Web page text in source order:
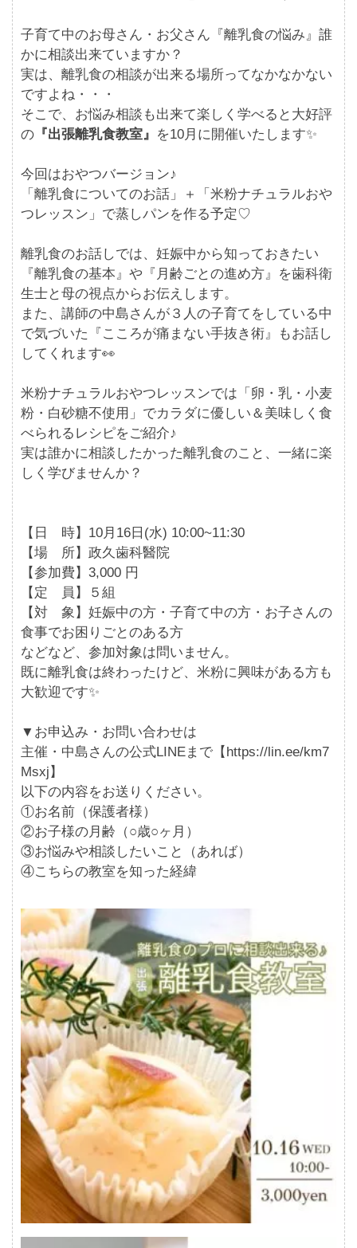
子育て中のお母さん・お父さん『離乳食の悩み』誰
かに相談出来ていますか？
実は、離乳食の相談が出来る場所ってなかなかない
ですよね・・・
そこで、お悩み相談も出来て楽しく学べると大好評
の 『出張離乳食教室』 を10月に開催いたします✨
今回はおやつバージョン♪
「離乳食についてのお話」＋「米粉ナチュラルおや
つレッスン」で蒸しパンを作る予定♡
離乳食のお話しでは、妊娠中から知っておきたい
『離乳食の基本』や『月齢ごとの進め方』を歯科衛
生士と母の視点からお伝えします。
また、講師の中島さんが３人の子育てをしている中
で気づいた『こころが痛まない手抜き術』もお話し
してくれます👀
米粉ナチュラルおやつレッスンでは「卵・乳・小麦
粉・白砂糖不使用」でカラダに優しい＆美味しく食
べられるレシピをご紹介♪
実は誰かに相談したかった離乳食のこと、一緒に楽
しく学びませんか？
【日 時】10月16日(水) 10:00~11:30
【場 所】政久歯科醫院
【参加費】3,000 円
【定 員】５組
【対 象】妊娠中の方・子育て中の方・お子さんの
食事でお困りごとのある方
などなど、参加対象は問いません。
既に離乳食は終わったけど、米粉に興味がある方も
大歓迎です✨
▼お申込み・お問い合わせは
主催・中島さんの公式LINEまで【https://lin.ee/km7
Msxj】
以下の内容をお送りください。
①お名前（保護者様）
②お子様の月齢（○歳○ヶ月）
③お悩みや相談したいこと（あれば）
④こちらの教室を知った経緯